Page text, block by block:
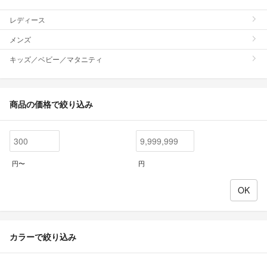
レディース
メンズ
キッズ／ベビー／マタニティ
商品の価格で絞り込み
円〜 円
カラーで絞り込み